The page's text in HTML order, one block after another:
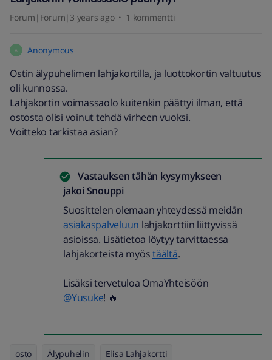
Forum|Forum|3 years ago 1 kommentti
A Anonymous
Ostin älypuhelimen lahjakortilla, ja luottokortin valtuutus
oli kunnossa.
Lahjakortin voimassaolo kuitenkin päättyi ilman, että
ostosta olisi voinut tehdä virheen vuoksi.
Voitteko tarkistaa asian?
Vastauksen tähän kysymykseen
jakoi Snouppi
Suosittelen olemaan yhteydessä meidän
asiakaspalveluun lahjakorttiin liittyvissä
asioissa. Lisätietoa löytyy tarvittaessa
lahjakorteista myöstäältä.
Lisäksi tervetuloa OmaYhteisöön
@Yusuke! 🔥
osto Älypuhelin Elisa Lahjakortti